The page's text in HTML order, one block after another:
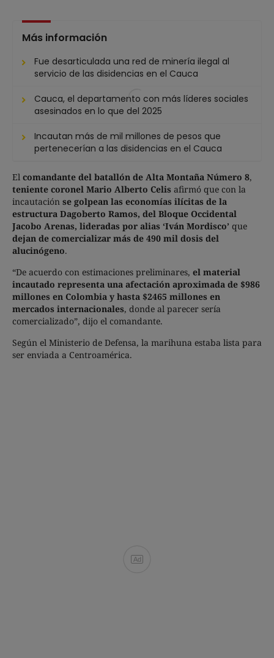
Más información
Fue desarticulada una red de minería ilegal al
servicio de las disidencias en el Cauca
Cauca, el departamento con más líderes sociales
asesinados en lo que del 2025
Incautan más de mil millones de pesos que
pertenecerían a las disidencias en el Cauca
El comandante del batallón de Alta Montaña Número 8,
teniente coronel Mario Alberto Celis afirmó que con la
incautación se golpean las economías ilícitas de la
estructura Dagoberto Ramos, del Bloque Occidental
Jacobo Arenas, lideradas por alias ‘Iván Mordisco’ que
dejan de comercializar más de 490 mil dosis del
alucinógeno.
“De acuerdo con estimaciones preliminares, el material
incautado representa una afectación aproximada de $986
millones en Colombia y hasta $2465 millones en
mercados internacionales, donde al parecer sería
comercializado”, dijo el comandante.
Según el Ministerio de Defensa, la marihuna estaba lista para
ser enviada a Centroamérica.
Ad